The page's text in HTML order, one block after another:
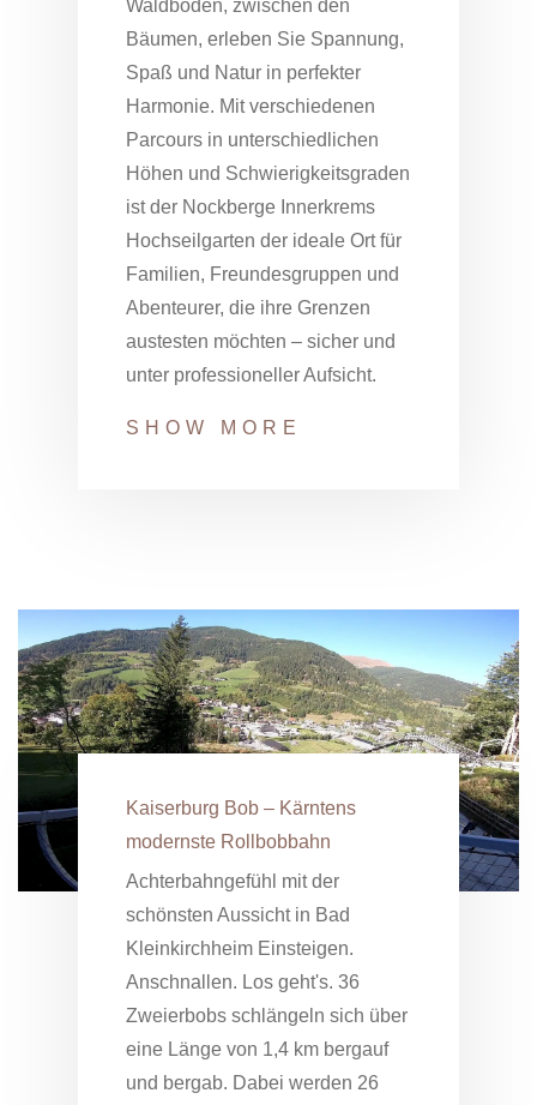
Waldboden, zwischen den
Bäumen, erleben Sie Spannung,
Spaß und Natur in perfekter
Harmonie. Mit verschiedenen
Parcours in unterschiedlichen
Höhen und Schwierigkeitsgraden
ist der Nockberge Innerkrems
Hochseilgarten der ideale Ort für
Familien, Freundesgruppen und
Abenteurer, die ihre Grenzen
austesten möchten – sicher und
unter professioneller Aufsicht.
SHOW MORE
Kaiserburg Bob – Kärntens
modernste Rollbobbahn
Achterbahngefühl mit der
schönsten Aussicht in Bad
Kleinkirchheim Einsteigen.
Anschnallen. Los geht's. 36
Zweierbobs schlängeln sich über
eine Länge von 1,4 km bergauf
und bergab. Dabei werden 26